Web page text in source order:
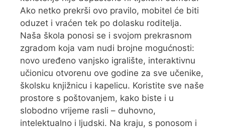
Ako netko prekrši ovo pravilo, mobitel će biti
oduzet i vraćen tek po dolasku roditelja.
Naša škola ponosi se i svojom prekrasnom
zgradom koja vam nudi brojne mogućnosti:
novo uređeno vanjsko igralište, interaktivnu
učionicu otvorenu ove godine za sve učenike,
školsku knjižnicu i kapelicu. Koristite sve naše
prostore s poštovanjem, kako biste i u
slobodno vrijeme rasli – duhovno,
intelektualno i ljudski. Na kraju, s ponosom i